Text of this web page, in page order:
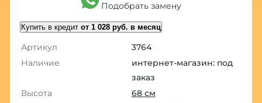
Подобрать замену
Купить в кредит от 1 028 руб. в месяц
Артикул
3764
Наличие
интернет-магазин: под
заказ
Высота
68 см